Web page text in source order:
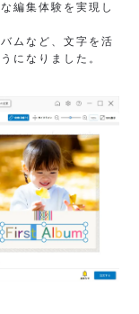
編集体験を実現し
ムなど、文字を活
になりました。